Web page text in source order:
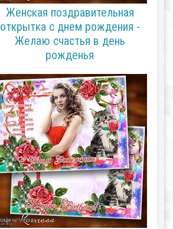
Женская поздравительная
открытка с днем рождения -
Желаю счастья в день
рожденья